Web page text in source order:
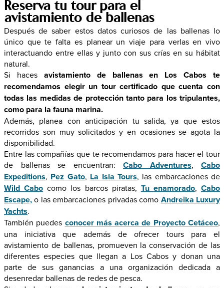
Reserva tu tour para el
avistamiento de ballenas
Después de saber estos datos curiosos de las ballenas lo
único que te falta es planear un viaje para verlas en vivo
interactuando entre ellas y junto con sus crías en su hábitat
natural.
Si haces avistamiento de ballenas en Los Cabos te
recomendamos elegir un tour certificado que cuenta con
todas las medidas de protección tanto para los tripulantes,
como para la fauna marina.
Además, planea con anticipación tu salida, ya que estos
recorridos son muy solicitados y en ocasiones se agota la
disponibilidad.
Entre las compañías que te recomendamos para hacer el tour
de ballenas se encuentran: Cabo Adventures, Cabo
Expeditions, Pez Gato, La Isla Tours, las embarcaciones de
Wild Cabo como los barcos piratas, Tu enamorado, Cabo
Escape,o las embarcaciones privadas como Andreika Luxury
Yachts.
También puedes conocer más acerca de Proyecto Cetáceo,
una iniciativa que además de ofrecer tours para el
avistamiento de ballenas, promueven la conservación de las
diferentes especies que llegan a Los Cabos y donan una
parte de sus ganancias a una organización dedicada a
desenredar ballenas de redes de pesca.